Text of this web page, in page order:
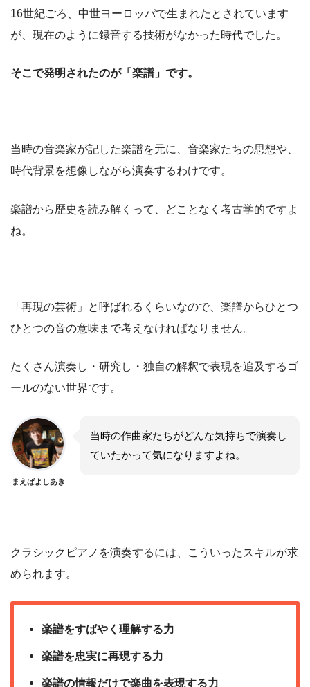
16世紀ごろ、中世ヨーロッパで生まれたとされています
が、現在のように録音する技術がなかった時代でした。
そこで発明されたのが「楽譜」です。
当時の音楽家が記した楽譜を元に、音楽家たちの思想や、
時代背景を想像しながら演奏するわけです。
楽譜から歴史を読み解くって、どことなく考古学的ですよ
ね。
「再現の芸術」と呼ばれるくらいなので、楽譜からひとつ
ひとつの音の意味まで考えなければなりません。
たくさん演奏し・研究し・独自の解釈で表現を追及するゴ
ールのない世界です。
まえばよしあき
当時の作曲家たちがどんな気持ちで演奏し
ていたかって気になりますよね。
クラシックピアノを演奏するには、こういったスキルが求
められます。
楽譜をすばやく理解する力
楽譜を忠実に再現する力
楽譜の情報だけで楽曲を表現する力